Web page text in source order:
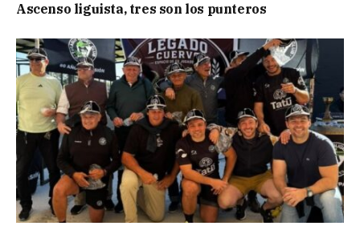
Ascenso liguista, tres son los punteros